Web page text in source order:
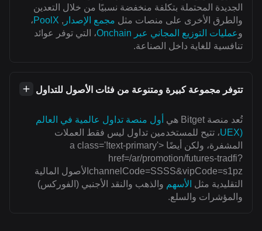
الجديدة المحتملة بتكلفة منخفضة نسبيًا من خلال التعدين
والطرق الأخرى على منصات مثل مجمع الإصدار ,
PoolX،
وعمليات التوزيع المجاني عبر Onchain
، التي توفر عوائد
تنافسية للغاية داخل الصناعة.
تتوفر مجموعة كبيرة ومتنوعة من فئات الأصول للتداول
تُعد منصة Bitget هي
أول منصة تداول عالمية في العالم
(UEX
، تتيح للمستخدمين تداول ليس فقط العملات
المشفرة، ولكن أيضًا <a class='!text-primary'
href=/ar/promotion/futures-tradfi?
channelCode=SSSS&vipCode=s1pzالأصول المالية
التقليدية مثل الأسهم والذهب والنقد الأجنبي (الفوركس)
والمؤشرات والسلع.